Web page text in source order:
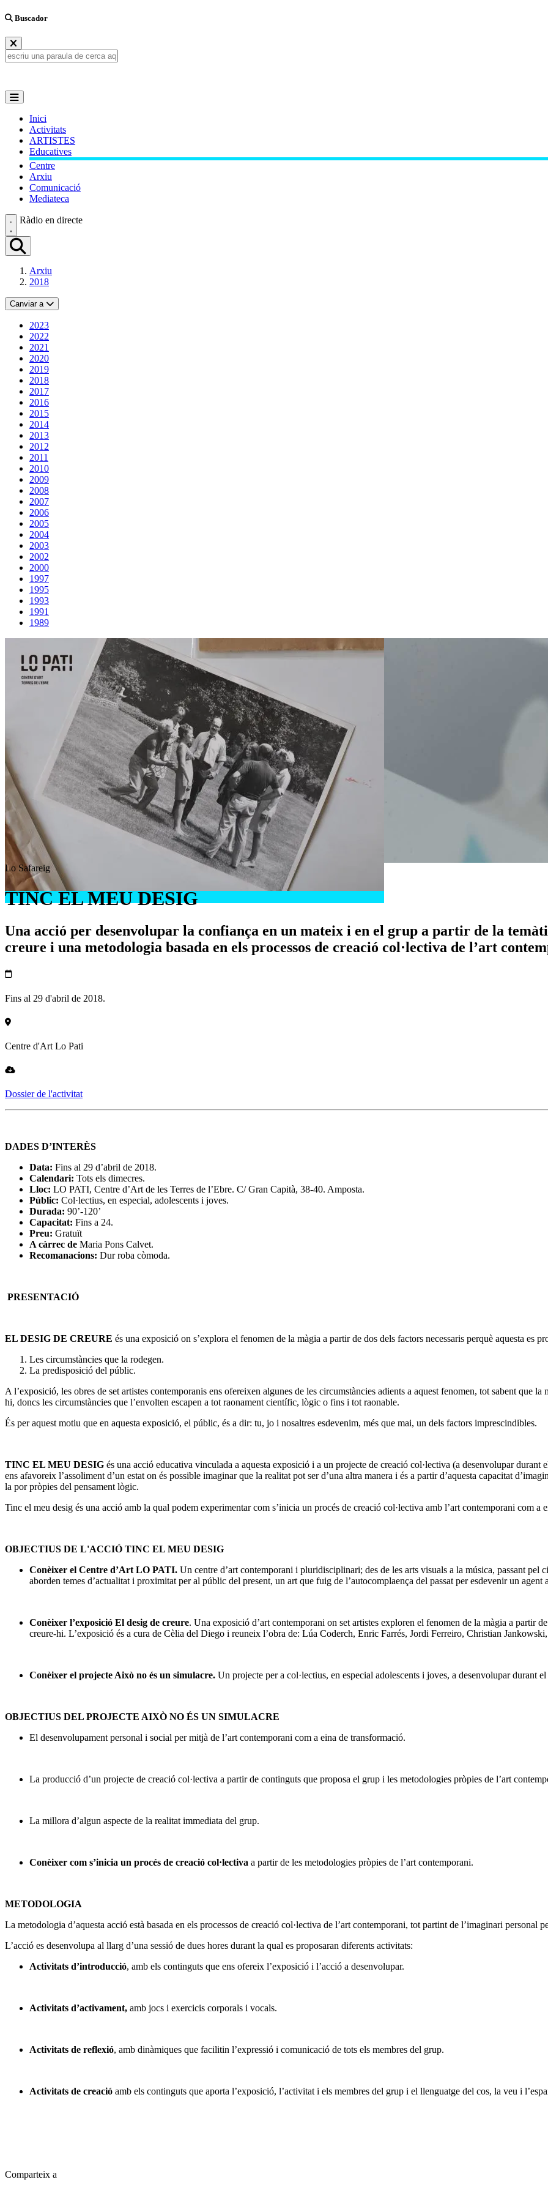
Buscador
Inici
Activitats
ARTISTES
Educatives
Centre
Arxiu
Comunicació
Mediateca
Ràdio en directe
Arxiu
2018
Canviar a
2023
2022
2021
2020
2019
2018
2017
2016
2015
2014
2013
2012
2011
2010
2009
2008
2007
2006
2005
2004
2003
2002
2000
1997
1995
1993
1991
1989
Lo Safareig
TINC EL MEU DESIG
Una acció per desenvolupar la confiança en un mateix i en el grup a partir de la
creure i una metodologia basada en els processos de creació col·lectiva de l’art
Fins al 29 d'abril de 2018.
Centre d'Art Lo Pati
Dossier de l'activitat
DADES D’INTERÈS
Data: Fins al 29 d’abril de 2018.
Calendari: Tots els dimecres.
Lloc: LO PATI, Centre d’Art de les Terres de l’Ebre. C/ Gran Capità, 38-40. Amposta.
Públic: Col·lectius, en especial, adolescents i joves.
Durada: 90’-120’
Capacitat: Fins a 24.
Preu: Gratuït
A càrrec de Maria Pons Calvet.
Recomanacions: Dur roba còmoda.
PRESENTACIÓ
EL DESIG DE CREURE és una exposició on s’explora el fenomen de la màgia a partir de dos dels factors necessaris perquè aquesta es
Les circumstàncies que la rodegen.
La predisposició del públic.
A l’exposició, les obres de set artistes contemporanis ens ofereixen algunes de les circumstàncies adients a aquest fenomen, tot sabent que
hi, doncs les circumstàncies que l’envolten escapen a tot raonament científic, lògic o fins i tot raonable.
És per aquest motiu que en aquesta exposició, el públic, és a dir: tu, jo i nosaltres esdevenim, més que mai, un dels factors imprescindibles.
TINC EL MEU DESIG és una acció educativa vinculada a aquesta exposició i a un projecte de creació col·lectiva (a desenvolupar durant
ens afavoreix l’assoliment d’un estat on és possible imaginar que la realitat pot ser d’una altra manera i és a partir d’aquesta capacitat
la por pròpies del pensament lògic.
Tinc el meu desig és una acció amb la qual podem experimentar com s’inicia un procés de creació col·lectiva amb l’art contemporani com a
OBJECTIUS DE L'ACCIÓ TINC EL MEU DESIG
Conèixer el Centre d’Art LO PATI. Un centre d’art contemporani i pluridisciplinari; des de les arts visuals a la música, passant pel
aborden temes d’actualitat i proximitat per al públic del present, un art que fuig de l’autocomplaença del passat per esdevenir un agent
Conèixer l’exposició El desig de creure. Una exposició d’art contemporani on set artistes exploren el fenomen de la màgia a partir
creure-hi. L’exposició és a cura de Cèlia del Diego i reuneix l’obra de: Lúa Coderch, Enric Farrés, Jordi Ferreiro, Christian
Conèixer el projecte Això no és un simulacre. Un projecte per a col·lectius, en especial adolescents i joves, a desenvolupar durant
OBJECTIUS DEL PROJECTE AIXÒ NO ÉS UN SIMULACRE
El desenvolupament personal i social per mitjà de l’art contemporani com a eina de transformació.
La producció d’un projecte de creació col·lectiva a partir de continguts que proposa el grup i les metodologies pròpies de l’art
La millora d’algun aspecte de la realitat immediata del grup.
Conèixer com s’inicia un procés de creació col·lectiva a partir de les metodologies pròpies de l’art contemporani.
METODOLOGIA
La metodologia d’aquesta acció està basada en els processos de creació col·lectiva de l’art contemporani, tot partint de l’imaginari personal
L’acció es desenvolupa al llarg d’una sessió de dues hores durant la qual es proposaran diferents activitats:
Activitats d’introducció, amb els continguts que ens ofereix l’exposició i l’acció a desenvolupar.
Activitats d’activament, amb jocs i exercicis corporals i vocals.
Activitats de reflexió, amb dinàmiques que facilitin l’expressió i comunicació de tots els membres del grup.
Activitats de creació amb els continguts que aporta l’exposició, l’activitat i els membres del grup i el llenguatge del cos, la veu i
Comparteix a